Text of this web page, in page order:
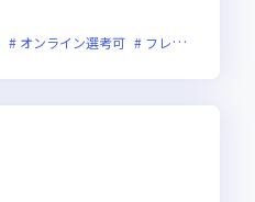
オンライン選考可 フレックス制度あり